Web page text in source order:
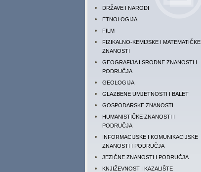
DRŽAVE I NARODI
ETNOLOGIJA
FILM
FIZIKALNO-KEMIJSKE I MATEMATIČKE
ZNANOSTI
GEOGRAFIJA I SRODNE ZNANOSTI I
PODRUČJA
GEOLOGIJA
GLAZBENE UMJETNOSTI I BALET
GOSPODARSKE ZNANOSTI
HUMANISTIČKE ZNANOSTI I
PODRUČJA
INFORMACIJSKE I KOMUNIKACIJSKE
ZNANOSTI I PODRUČJA
JEZIČNE ZNANOSTI I PODRUČJA
KNJIŽEVNOST I KAZALIŠTE